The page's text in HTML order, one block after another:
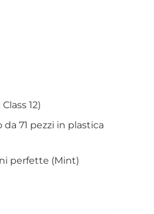
12)
71 pezzi in plastica
perfette (Mint)